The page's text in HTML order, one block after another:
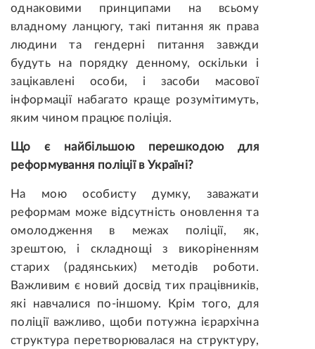
однаковими принципами на всьому
владному ланцюгу, такі питання як права
людини та гендерні питання завжди
будуть на порядку денному, оскільки і
зацікавлені особи, і засоби масової
інформації набагато краще розумітимуть,
яким чином працює поліція.
Що є найбільшою перешкодою для
реформування поліції в Україні?
На мою особисту думку, заважати
реформам може відсутність оновлення та
омолодження в межах поліції, як,
зрештою, і складнощі з викоріненням
старих (радянських) методів роботи.
Важливим є новий досвід тих працівників,
які навчалися по-іншому. Крім того, для
поліції важливо, щоби потужна ієрархічна
структура перетворювалася на структуру,